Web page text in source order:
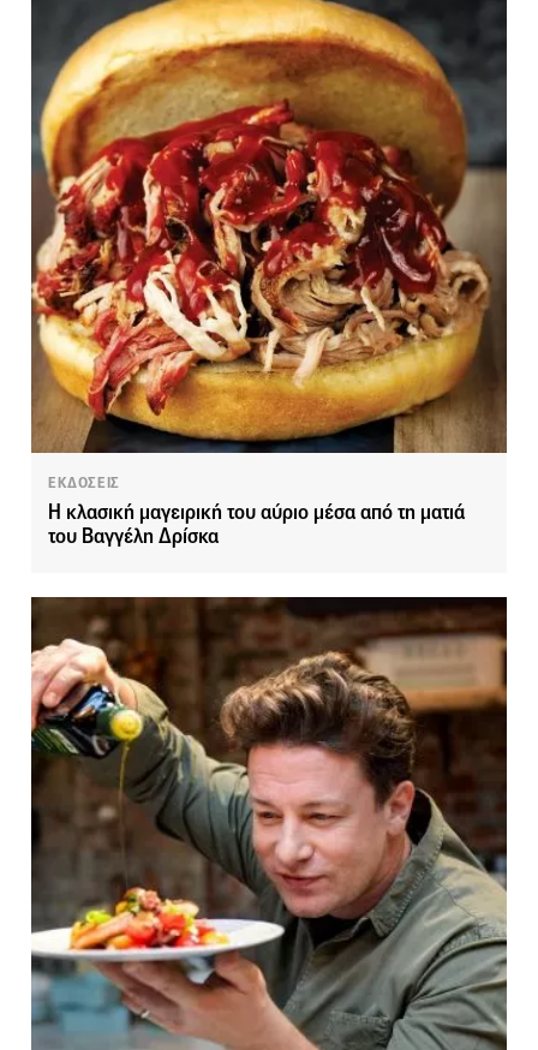
ΕΚΔΟΣΕΙΣ
Η κλασική μαγειρική του αύριο μέσα από τη ματιά
του Βαγγέλη Δρίσκα